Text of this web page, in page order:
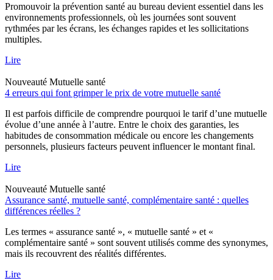
Promouvoir la prévention santé au bureau devient essentiel dans les
environnements professionnels, où les journées sont souvent
rythmées par les écrans, les échanges rapides et les sollicitations
multiples.
Lire
Nouveauté Mutuelle santé
4 erreurs qui font grimper le prix de votre mutuelle santé
Il est parfois difficile de comprendre pourquoi le tarif d’une mutuelle
évolue d’une année à l’autre. Entre le choix des garanties, les
habitudes de consommation médicale ou encore les changements
personnels, plusieurs facteurs peuvent influencer le montant final.
Lire
Nouveauté Mutuelle santé
Assurance santé, mutuelle santé, complémentaire santé : quelles
différences réelles ?
Les termes « assurance santé », « mutuelle santé » et «
complémentaire santé » sont souvent utilisés comme des synonymes,
mais ils recouvrent des réalités différentes.
Lire